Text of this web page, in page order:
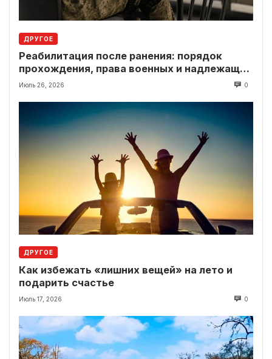
ДРУГОЕ
Реабилитация после ранения: порядок
прохождения, права военных и надлежащие
выплаты
Июль 26, 2026 0
ДРУГОЕ
Как избежать «лишних вещей» на лето и
подарить счастье
Июль 17, 2026 0